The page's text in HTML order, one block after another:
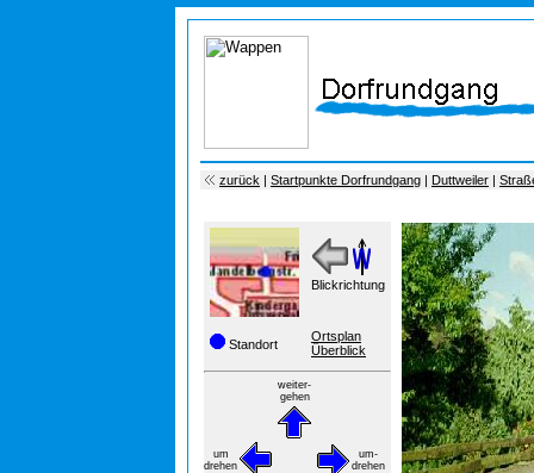
zurück Startpunkte Dorfrundgang Duttweiler
Blickrichtung
Standort
Ortsplan
Überblick
weiter-
gehen
um
drehen
um-
drehen